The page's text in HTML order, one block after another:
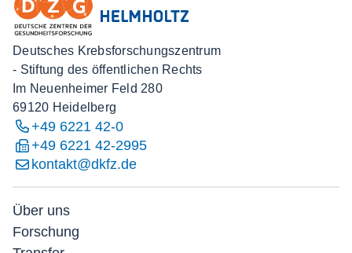
Deutsches Krebsforschungszentrum
- Stiftung des öffentlichen Rechts
Im Neuenheimer Feld 280
69120 Heidelberg
+49 6221 42-0
+49 6221 42-2995
kontakt@dkfz.de
Über uns
Forschung